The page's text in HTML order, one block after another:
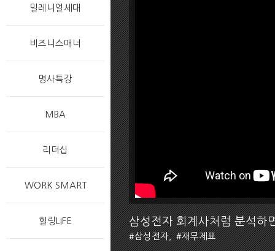
밀레니얼세대
비즈니스매너
명사특강
MBA
리더십
WORK SMART
힐링LIFE 삼성전자 회계사처럼 분석하
#삼성전자,#재무제표